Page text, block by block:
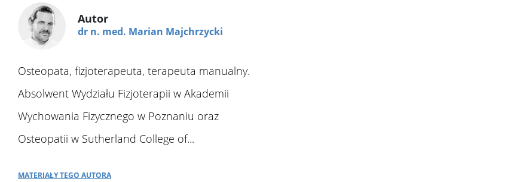
Autor
dr n. med. Marian Majchrzycki
Osteopata, fizjoterapeuta, terapeuta manualny.
Absolwent Wydziału Fizjoterapii w Akademii
Wychowania Fizycznego w Poznaniu oraz
Osteopatii w Sutherland College of...
Materiały tego autora